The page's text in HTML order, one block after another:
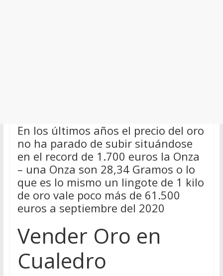
En los últimos años el precio del oro
no ha parado de subir situándose
en el record de 1.700 euros la Onza
– una Onza son 28,34 Gramos o lo
que es lo mismo un lingote de 1 kilo
de oro vale poco más de 61.500
euros a septiembre del 2020
Vender Oro en
Cualedro